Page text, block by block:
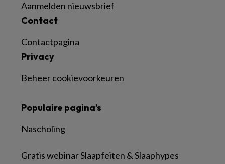
Aanmelden nieuwsbrief
Contact
Contactpagina
Privacy
Beheer cookievoorkeuren
Populaire pagina’s
Nascholing
Gratis webinar Slaapfeiten & Slaaphypes